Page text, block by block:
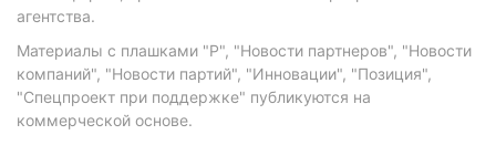
агентства.
Материалы с плашками "Р", "Новости партнеров", "Новости
компаний", "Новости партий", "Инновации", "Позиция",
"Спецпроект при поддержке" публикуются на
коммерческой основе.